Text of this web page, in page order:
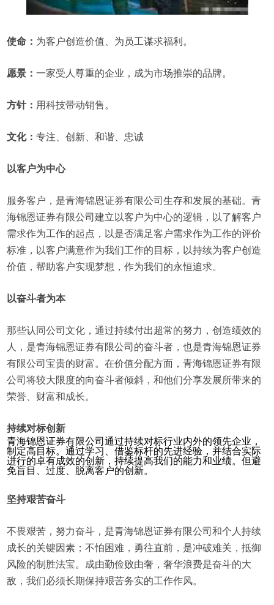
使命： 为客户创造价值、为员工谋求福利。
愿景：一家受人尊重的企业，成为市场推崇的品牌。
方针： 用科技带动销售。
文化：专注、创新、和谐、忠诚
以客户为中心
服务客户，是青海锦恩证券有限公司生存和发展的基础。青
海锦恩证券有限公司建立以客户为中心的逻辑，以了解客户
需求作为工作的起点，以是否满足客户需求作为工作的评价
标准，以客户满意作为我们工作的目标，以持续为客户创造
价值，帮助客户实现梦想，作为我们的永恒追求。
以奋斗者为本
那些认同公司文化，通过持续付出超常的努力，创造绩效的
人，是青海锦恩证券有限公司的奋斗者，也是青海锦恩证券
有限公司宝贵的财富。在价值分配方面，青海锦恩证券有限
公司将较大限度的向奋斗者倾斜，和他们分享发展所带来的
荣誉、财富和成长。
持续对标创新
青海锦恩证券有限公司通过持续对标行业内外的领先企业，
制定高目标。通过学习、借鉴标杆的先进经验，并结合实际
进行的卓有成效的创新，持续提高我们的能力和业绩。但避
免盲目、过度、脱离客户的创新。
坚持艰苦奋斗
不畏艰苦，努力奋斗，是青海锦恩证券有限公司和个人持续
成长的关键因素；不怕困难，勇往直前，是冲破难关，抵御
风险的制胜法宝。成由勤俭败由奢，奢华浪费是奋斗的大
敌，我们必须长期保持艰苦务实的工作作风。